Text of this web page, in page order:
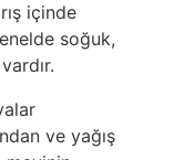
içinde
soğuk,
ve yağış